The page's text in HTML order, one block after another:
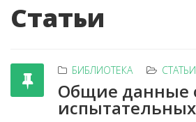
Статьи
БИБЛИОТЕКА СТАТЬИ
Общие данные